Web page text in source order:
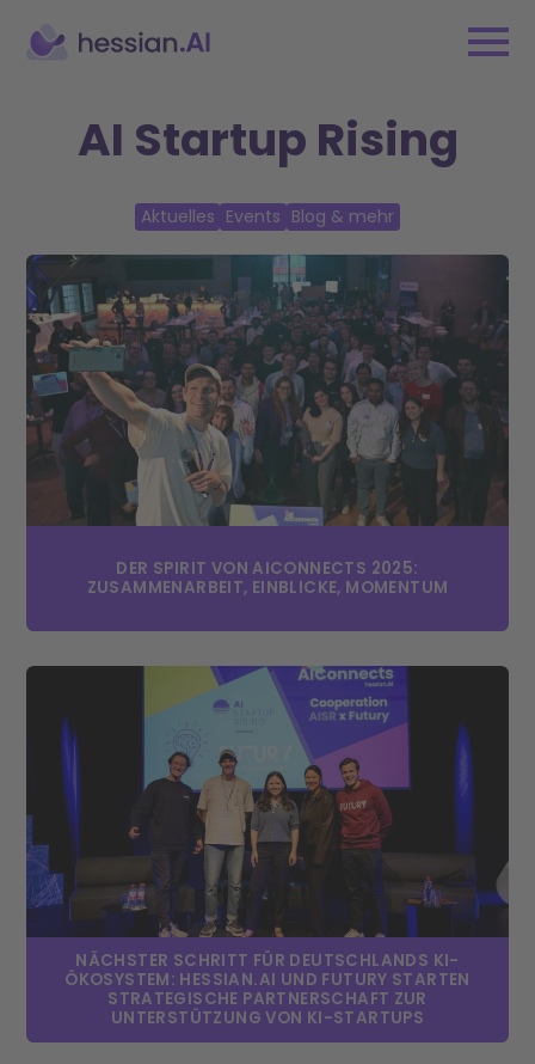
AI Startup Rising
Aktuelles Events Blog & mehr
DER SPIRIT VON AICONNECTS 2025:
ZUSAMMENARBEIT, EINBLICKE, MOMENTUM
NÄCHSTER SCHRITT FÜR DEUTSCHLANDS KI-
ÖKOSYSTEM: HESSIAN.AI UND FUTURY STARTEN
STRATEGISCHE PARTNERSCHAFT ZUR
UNTERSTÜTZUNG VON KI-STARTUPS